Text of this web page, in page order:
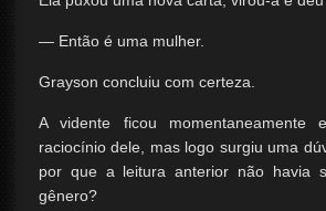
— Então é uma mulher.
Grayson concluiu com certeza.
A vidente ficou momentaneamente
raciocínio dele, mas logo surgiu uma
por que a leitura anterior não havia
gênero?